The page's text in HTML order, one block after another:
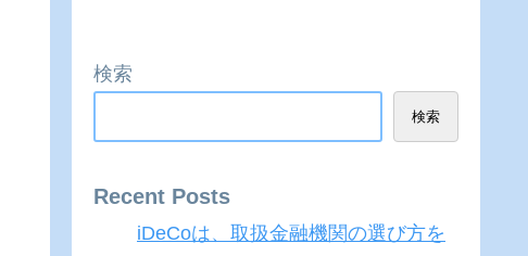
検索
検索
Recent Posts
iDeCoは、取扱金融機関の選び方を